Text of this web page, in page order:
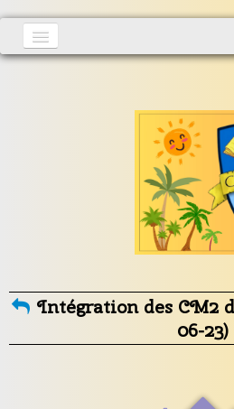
Vie au
Informations
Intégration des CM2
06-23)